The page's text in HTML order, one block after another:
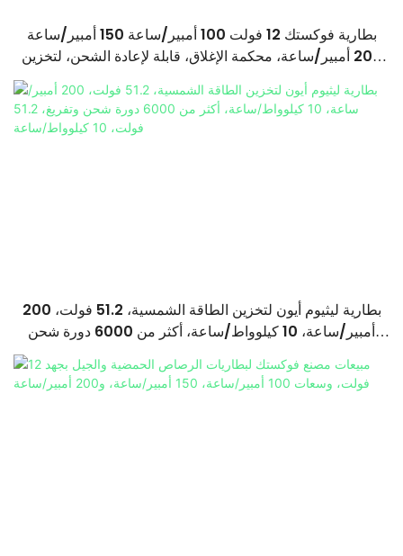
بطارية فوكستك 12 فولت 100 أمبير/ساعة 150 أمبير/ساعة
200 أمبير/ساعة، محكمة الإغلاق، قابلة لإعادة الشحن، لتخزين
بطارية ليثيوم أيون لتخزين الطاقة الشمسية، 51.2 فولت، 200
أمبير/ساعة، 10 كيلوواط/ساعة، أكثر من 6000 دورة شحن